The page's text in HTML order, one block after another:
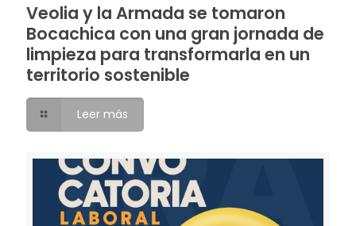
Veolia y la Armada se tomaron
Bocachica con una gran jornada de
limpieza para transformarla en un
territorio sostenible
Leer más